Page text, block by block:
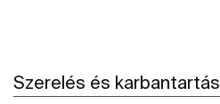
Szerelés és karbantartás